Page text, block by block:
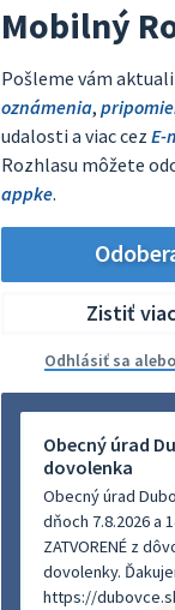
Mobilný
Pošleme vám
oznámenia,
udalosti a viac cez E-
Rozhlasu môžete
appke.
Zistiť
Odhlásiť sa
Obecný úrad
dovolenka
Obecný úrad
dňoch 7.8.2026 a
ZATVORENÉ z
dovolenky.
https://